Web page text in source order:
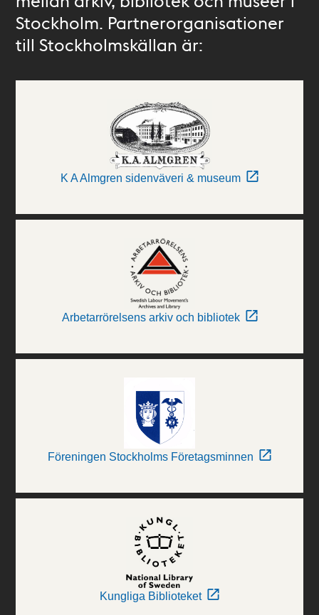
Stockholm. Partnerorganisationer
till Stockholmskällan är:
K A Almgren sidenväveri & museum
Arbetarrörelsens arkiv och bibliotek
Föreningen Stockholms Företagsminnen
Kungliga Biblioteket